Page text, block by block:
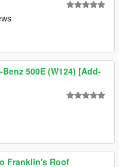
Benz 500E (W124) [Add-
Franklin's Roof